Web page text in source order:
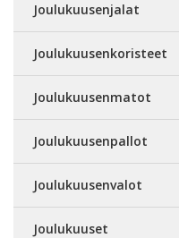
Joulukuusenjalat
Joulukuusenkoristeet
Joulukuusenmatot
Joulukuusenpallot
Joulukuusenvalot
Joulukuuset